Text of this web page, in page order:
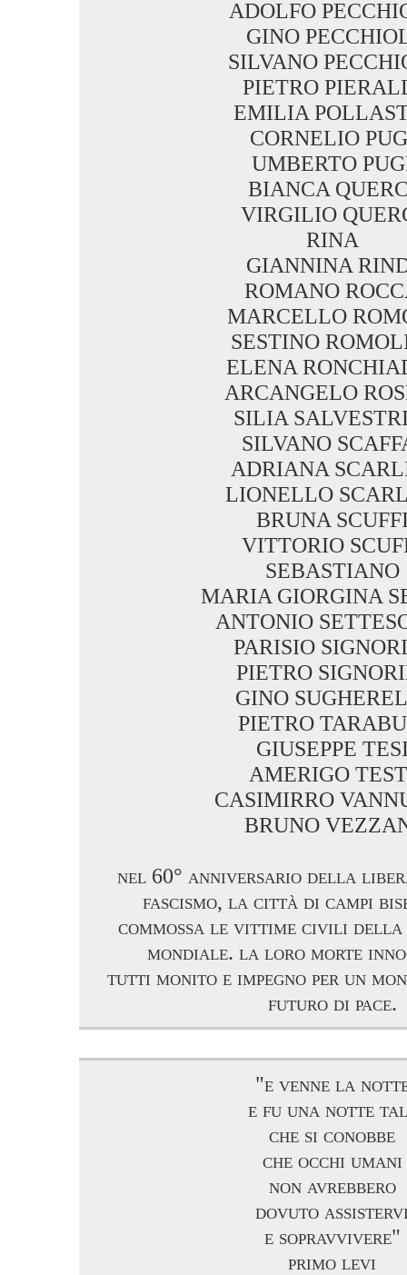
ADOLFO
GINO
SILVANO
PIETRO
EMILIA
CORNELIO
UMBERTO
BIANCA
VIRGILIO
RINA
GIANNINA
ROMANO
MARCELLO
SESTINO
ELENA
ARCANGELO
SILIA
SILVANO
ADRIANA
LIONELLO
BRUNA
VITTORIO
SEBASTIANO
MARIA GIORGINA
ANTONIO
PARISIO
PIETRO
GINO
PIETRO
GIUSEPPE
AMERIGO
CASIMIRRO
BRUNO
nel 60° anniversario della
fascismo, la città di campi
commossa le vittime civili della
mondiale. la loro morte
tutti monito e impegno per un
futuro di pace.
"e venne la
e fu una notte
che si conobbe
che occhi umani
non avrebbero
dovuto
e sopravvivere"
primo levi